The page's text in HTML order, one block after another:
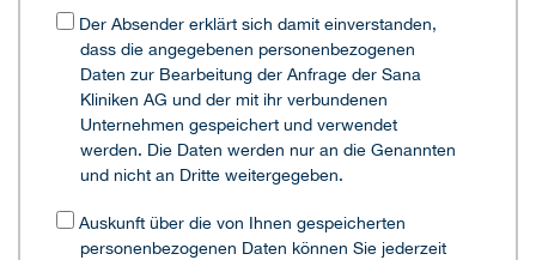
dass die angegebenen personenbezogenen
Daten zur Bearbeitung der Anfrage der Sana
Kliniken AG und der mit ihr verbundenen
Unternehmen gespeichert und verwendet
werden. Die Daten werden nur an die Genannten
und nicht an Dritte weitergegeben.
personenbezogenen Daten können Sie jederzeit